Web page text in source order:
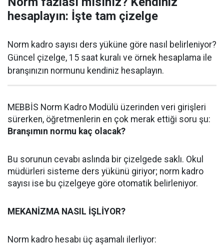
hesaplayın: İşte tam çizelge
Norm kadro sayısı ders yüküne göre nasıl belirleniyor?
Güncel çizelge, 15 saat kuralı ve örnek hesaplama ile
branşınızın normunu kendiniz hesaplayın.
MEBBİS Norm Kadro Modülü üzerinden veri girişleri
sürerken, öğretmenlerin en çok merak ettiği soru şu:
Branşımın normu kaç olacak?
Bu sorunun cevabı aslında bir çizelgede saklı. Okul
müdürleri sisteme ders yükünü giriyor; norm kadro
sayısı ise bu çizelgeye göre otomatik belirleniyor.
MEKANİZMA NASIL İŞLİYOR?
Norm kadro hesabı üç aşamalı ilerliyor: